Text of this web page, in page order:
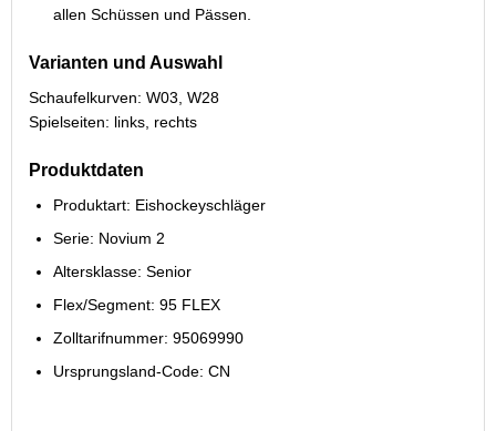
allen Schüssen und Pässen.
Varianten und Auswahl
Schaufelkurven: W03, W28
Spielseiten: links, rechts
Produktdaten
Produktart: Eishockeyschläger
Serie: Novium 2
Altersklasse: Senior
Flex/Segment: 95 FLEX
Zolltarifnummer: 95069990
Ursprungsland-Code: CN